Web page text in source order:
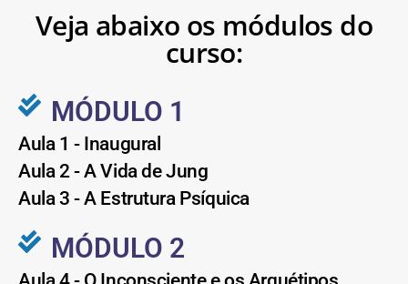
Veja abaixo os módulos do
curso:
MÓDULO 1
Aula 1 - Inaugural
Aula 2 - A Vida de Jung
Aula 3 - A Estrutura Psíquica
MÓDULO 2